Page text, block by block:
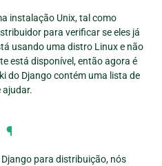
instalação Unix, tal como
para verificar se eles já
usando uma distro Linux e não
está disponível, então agora é
do Django contém uma lista de
ajudar.
¶
para distribuição, nós